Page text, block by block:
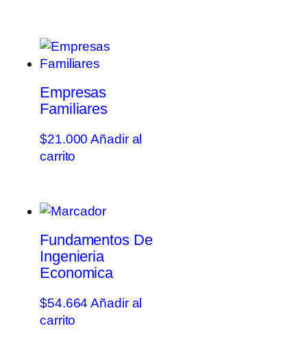
Empresas
Familiares
$21.000 Añadir al
carrito
Fundamentos De
Ingenieria
Economica
$54.664 Añadir al
carrito